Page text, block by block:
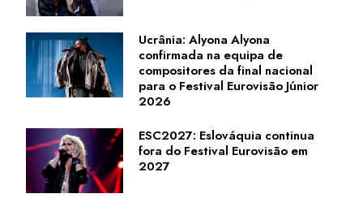
Ucrânia: Alyona Alyona
confirmada na equipa de
compositores da final nacional
para o Festival Eurovisão Júnior
2026
ESC2027: Eslováquia continua
fora do Festival Eurovisão em
2027